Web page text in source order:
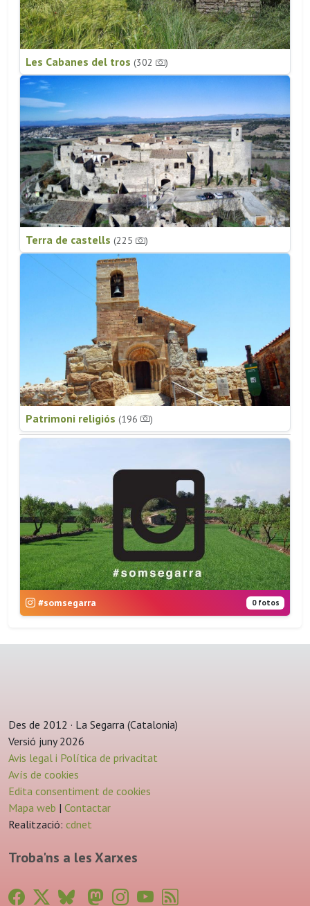
Les Cabanes del tros (302 )
Terra de castells (225 )
Patrimoni religiós (196 )
#somsegarra 0 fotos
Des de 2012 · La Segarra (Catalonia)
Versió juny 2026
Avis legal i Política de privacitat
Avís de cookies
Edita consentiment de cookies
Mapa web | Contactar
Realització: cdnet
Troba'ns a les Xarxes